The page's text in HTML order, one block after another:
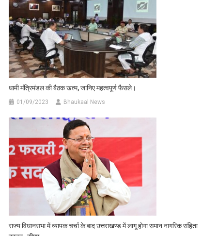
धामी मंत्रिमंडल की बैठक खत्म, जानिए महत्वपूर्ण फैसले।
01/09/2023 Bhaukaal News
राज्य विधानसभा में व्यापक चर्चा के बाद उत्तराखण्ड में लागू होगा समान नागरिक संहिता